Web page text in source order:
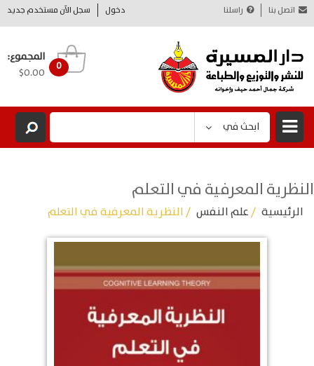
دخول سجل الآن مستخدم جديد اتصل بنا راسلنا
0
المجموع:
$0.00
ابحث في
النظرية المعرفية في التعلم
الرئيسية /علم النفس / النظرية المعرفية في التعلم